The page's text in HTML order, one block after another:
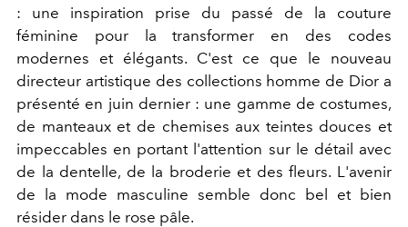
: une inspiration prise du passé de la couture
féminine pour la transformer en des codes
modernes et élégants. C'est ce que le nouveau
directeur artistique des collections homme de Dior a
présenté en juin dernier : une gamme de costumes,
de manteaux et de chemises aux teintes douces et
impeccables en portant l'attention sur le détail avec
de la dentelle, de la broderie et des fleurs. L'avenir
de la mode masculine semble donc bel et bien
résider dans le rose pâle.